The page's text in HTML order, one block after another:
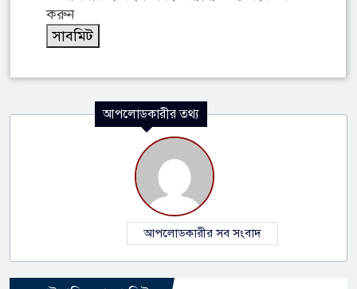
করুন
আপলোডকারীর তথ্য
আপলোডকারীর সব সংবাদ